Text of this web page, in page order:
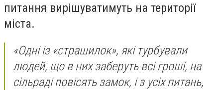
питання вирішуватимуть на території
міста.
«Одні із «страшилок», які турбували
людей, що в них заберуть всі гроші, на
сільраді повісять замок, і з усіх питань,